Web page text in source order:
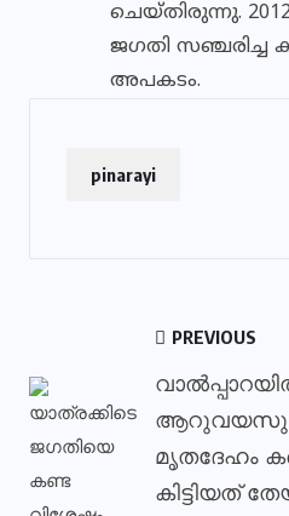
ചെയ്തിരുന്നു.
ജഗതി സഞ്ചരിച്ച
അപകടം.
pinarayi
PREVIOUS
മൃതദേഹം
കിട്ടിയത്